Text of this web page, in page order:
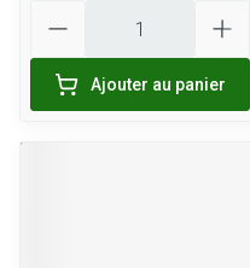
Ajouter au panier